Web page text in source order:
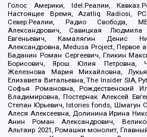
Голос Америки, Idel.Реалии,
Настоящее Время, Azatliq Radiosi,
Север.Реалии, Радио Свобода,
Александрович, Савицкая Людмила
Евгеньевич, Камалягин Денис
Александровна, Medusa Project, Первое
Баданин Роман Сергеевич, Гликин
Борисович, Ярош Юлия Петровна,
Железнова Мария Михайловна,
Елизавета Витальевна, The Insider SIA,
Софья Романовна, Рождественский
Владимировна, Постернак Алексей
Степан Юрьевич, Istories fonds, Шмагун
Алеся Алексеевна, Долинина Ирина
Анин Роман Александрович,
Альтаир 2021, Ромашки монолит,